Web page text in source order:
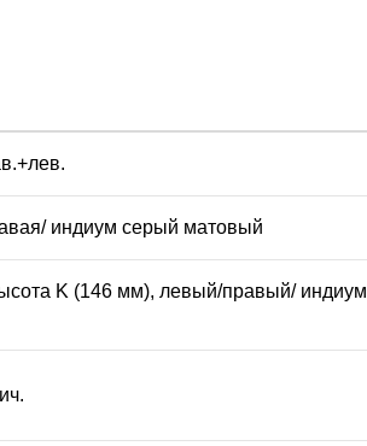
индиум серый матовый
K (146 мм), левый/правый/ индиум